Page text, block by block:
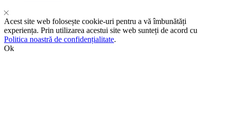
Acest site web folosește cookie-uri pentru a vă îmbunătăți
experiența. Prin utilizarea acestui site web sunteți de acord cu
Politica noastră de confidențialitate.
Ok